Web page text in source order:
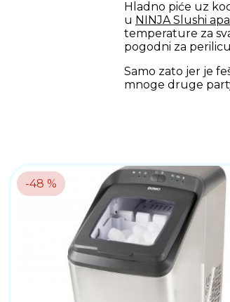
Hladno piće uz
u NINJA Slushi
temperature za
pogodni za
Samo zato jer je
mnoge druge
-48 %